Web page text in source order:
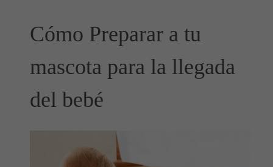
Cómo Preparar a tu
mascota para la llegada
del bebé